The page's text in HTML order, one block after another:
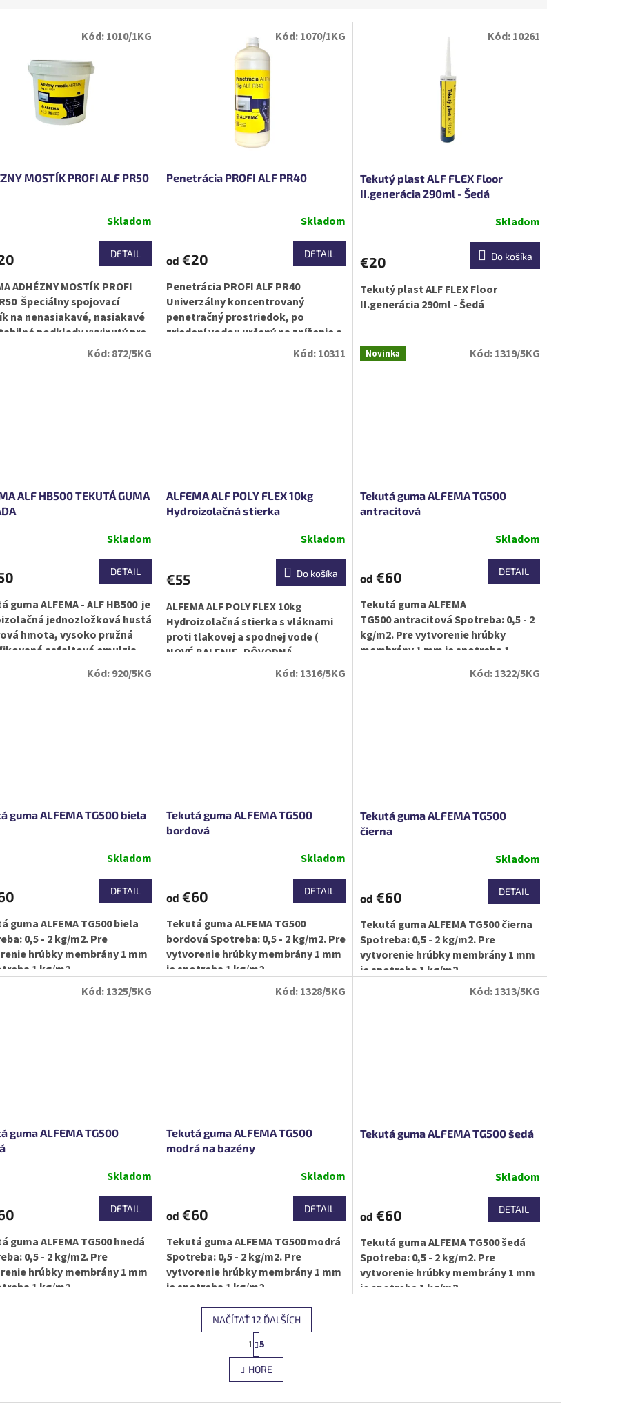
MOSTÍK PROFI ALF PR50
Skladom
DETAIL
ADHÉZNY MOSTÍK PROFI
Špeciálny spojovací
na nenasiakavé, nasiakavé
podklady vyvinutý pre
výrobkov ALFEMA....
Kód:1010/1KG
Penetrácia PROFI ALF PR40
Skladom
od €20 DETAIL
Penetrácia PROFI ALF PR40
Univerzálny koncentrovaný
penetračný prostriedok, po
zriedení vodou určený na zníženie a
Kód:1070/1KG
Tekutý plast ALF FLEX Floor
II.generácia 290ml - Šedá
Skladom
€20 Do košíka
Tekutý plast ALF FLEX Floor
II.generácia 290ml - Šedá
Kód:10261
ALF HB500 TEKUTÁ GUMA
Skladom
DETAIL
guma ALFEMA - ALF HB500 je
jednozložková hustá
hmota, vysoko pružná
asfaltová emulzia,
pripravená k spracovaniu,
Kód:872/5KG
ALFEMA ALF POLY FLEX 10kg
Hydroizolačná stierka
Skladom
€55 Do košíka
ALFEMA ALF POLY FLEX 10kg
Hydroizolačná stierka s vláknami
proti tlakovej a spodnej vode (
NOVÉ BALENIE, PÔVODNÁ
Kód:10311 Novinka
Tekutá guma ALFEMA TG500
antracitová
Skladom
od €60 DETAIL
Tekutá guma ALFEMA
TG500 antracitová Spotreba: 0,5 - 2
kg/m2. Pre vytvorenie hrúbky
membrány 1 mm je spotreba 1
Kód:1319/5KG
guma ALFEMA TG500 biela
Skladom
DETAIL
guma ALFEMA TG500 biela
0,5 - 2 kg/m2. Pre
hrúbky membrány 1 mm
1 kg/m2.
Kód:920/5KG
Tekutá guma ALFEMA TG500
bordová
Skladom
od €60 DETAIL
Tekutá guma ALFEMA TG500
bordová Spotreba: 0,5 - 2 kg/m2. Pre
vytvorenie hrúbky membrány 1 mm
je spotreba 1 kg/m2.
Kód:1316/5KG
Tekutá guma ALFEMA TG500
čierna
Skladom
od €60 DETAIL
Tekutá guma ALFEMA TG500 čierna
Spotreba: 0,5 - 2 kg/m2. Pre
vytvorenie hrúbky membrány 1 mm
je spotreba 1 kg/m2.
Kód:1322/5KG
guma ALFEMA TG500
Skladom
DETAIL
guma ALFEMA TG500 hnedá
0,5 - 2 kg/m2. Pre
hrúbky membrány 1 mm
1 kg/m2.
Kód:1325/5KG
Tekutá guma ALFEMA TG500
modrá na bazény
Skladom
od €60 DETAIL
Tekutá guma ALFEMA TG500 modrá
Spotreba: 0,5 - 2 kg/m2. Pre
vytvorenie hrúbky membrány 1 mm
je spotreba 1 kg/m2.
Kód:1328/5KG
Tekutá guma ALFEMA TG500 šedá
Skladom
od €60 DETAIL
Tekutá guma ALFEMA TG500 šedá
Spotreba: 0,5 - 2 kg/m2. Pre
vytvorenie hrúbky membrány 1 mm
je spotreba 1 kg/m2.
Kód:1313/5KG
O
v
l
d
NAČÍTAŤ 12 ĎALŠÍCH
S
t
r
á
n
1 5
HORE